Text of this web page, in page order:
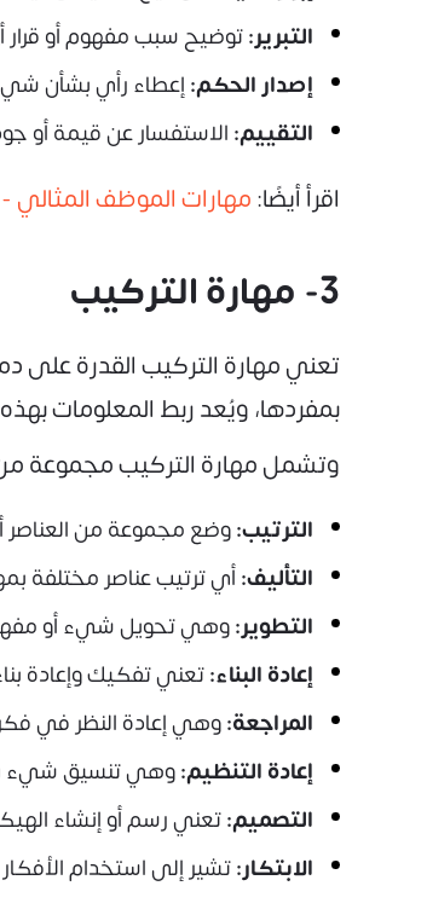
التبرير:توضيح سبب مفهوم أو قرار
إصدار الحكم:إعطاء رأي بشأن
التقييم: الاستفسار عن قيمة أو
اقرأ أيضًا:مهارات الموظف المثالي - أهم
3- مهارة التركيب
تعني مهارة التركيب القدرة على
بمفردها، ويُعد ربط المعلومات
وتشمل مهارة التركيب مجموعة
الترتيب:وضع مجموعة من العناصر
التأليف:أي ترتيب عناصر مختلفة
التطوير:وهي تحويل شيء أو
إعادة البناء:تعني تفكيك وإعادة
المراجعة:وهي إعادة النظر في
إعادة التنظيم:وهي تنسيق شيء
التصميم:تعني رسم أو إنشاء
الابتكار:تشير إلى استخدام